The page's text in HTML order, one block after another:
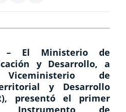
– El Ministerio de
y Desarrollo, a
de
y Desarrollo
presentó el primer
Instrumento de